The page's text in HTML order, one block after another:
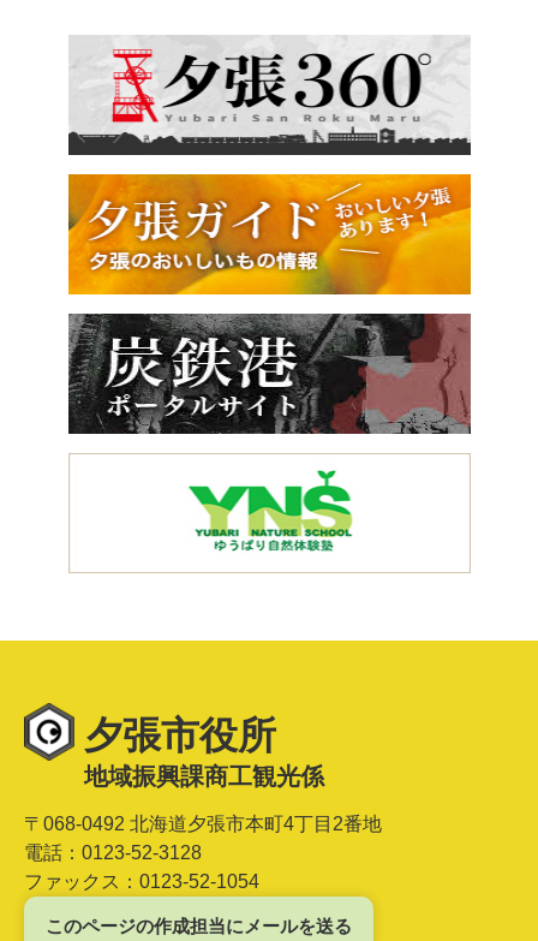
夕張市役所
地域振興課商工観光係
〒068-0492 北海道夕張市本町4丁目2番地
電話：0123-52-3128
ファックス：0123-52-1054
このページの作成担当にメールを送る